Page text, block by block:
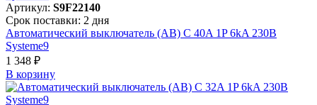
Артикул: S9F22140
Срок поставки: 2 дня
Автоматический выключатель (АВ) C 40A 1P 6kA 230В
Systeme9
1 348 ₽
В корзинy